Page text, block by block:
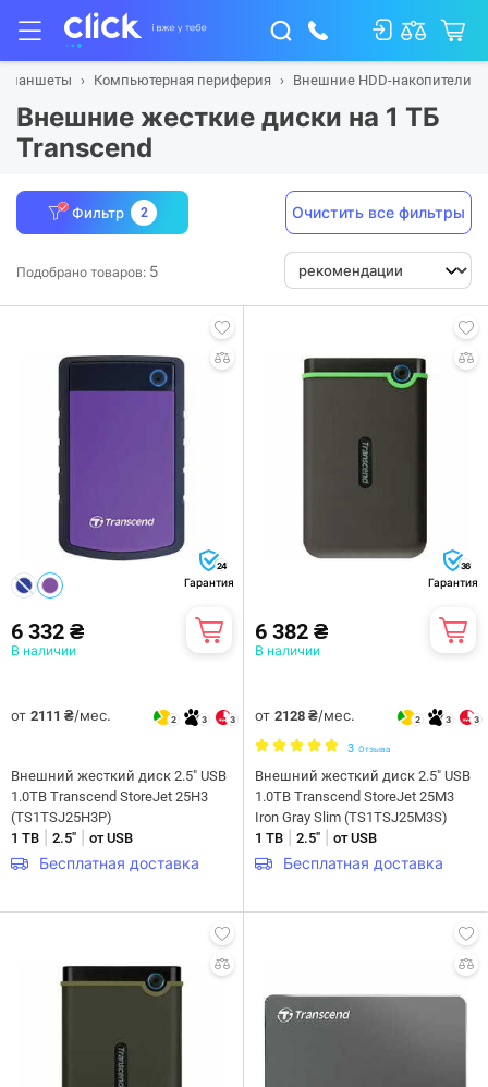
планшеты Компьютерная периферия Внешние HDD-накопители
Внешние жесткие диски на 1 ТБ
Transcend
Фильтр 2 Очистить все фильтры
Подобрано товаров: 5
24
Гарантия
6 332 ₴
В наличии
от 2111 ₴/мес. 2 3 3
Внешний жесткий диск 2.5" USB
1.0TB Transcend StoreJet 25H3
(TS1TSJ25H3P)
1 ТB
2.5" от USB
Бесплатная доставка
36
Гарантия
6 382 ₴
В наличии
от 2128 ₴/мес. 2 3 3
3 Отзыва
Внешний жесткий диск 2.5" USB
1.0TB Transcend StoreJet 25M3
Iron Gray Slim (TS1TSJ25M3S)
1 ТB
2.5" от USB
Бесплатная доставка